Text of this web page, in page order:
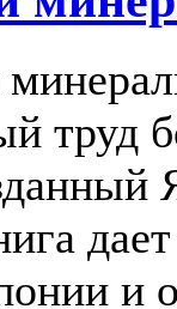
труд
и